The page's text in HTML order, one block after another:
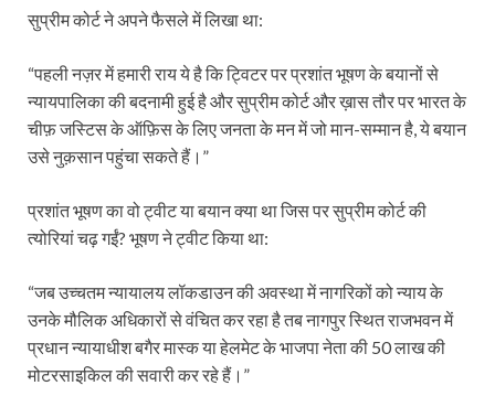
सुप्रीम कोर्ट ने अपने फैसले में लिखा था:
“पहली नज़र में हमारी राय ये है कि ट्विटर पर प्रशांत भूषण के बयानों से
न्यायपालिका की बदनामी हुई है और सुप्रीम कोर्ट और ख़ास तौर पर भारत के
चीफ़ जस्टिस के ऑफ़िस के लिए जनता के मन में जो मान-सम्मान है, ये बयान
उसे नुक़सान पहुंचा सकते हैं।”
प्रशांत भूषण का वो ट्वीट या बयान क्या था जिस पर सुप्रीम कोर्ट की
त्योरियां चढ़ गईं? भूषण ने ट्वीट किया था:
“जब उच्चतम न्यायालय लॉकडाउन की अवस्था में नागरिकों को न्याय के
उनके मौलिक अधिकारों से वंचित कर रहा है तब नागपुर स्थित राजभवन में
प्रधान न्यायाधीश बगैर मास्क या हेलमेट के भाजपा नेता की 50 लाख की
मोटरसाइकिल की सवारी कर रहे हैं।”